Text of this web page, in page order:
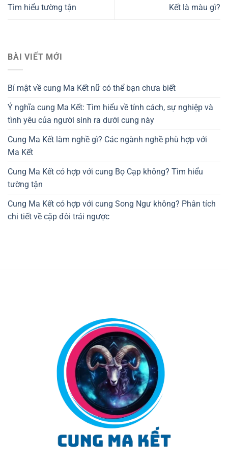
Tìm hiểu tường tận
Kết là màu gì?
BÀI VIẾT MỚI
Bí mật về cung Ma Kết nữ có thể bạn chưa biết
Ý nghĩa cung Ma Kết: Tìm hiểu về tính cách, sự nghiệp và
tình yêu của người sinh ra dưới cung này
Cung Ma Kết làm nghề gì? Các ngành nghề phù hợp với
Ma Kết
Cung Ma Kết có hợp với cung Bọ Cạp không? Tìm hiểu
tường tận
Cung Ma Kết có hợp với cung Song Ngư không? Phân tích
chi tiết về cặp đôi trái ngược